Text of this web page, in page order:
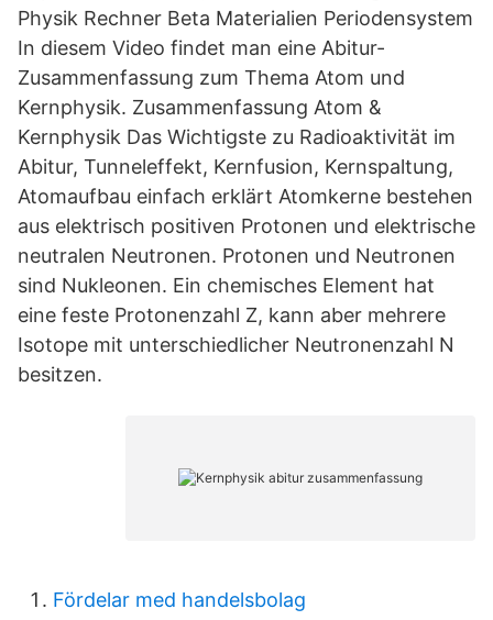
Physik Rechner Beta Materialien Periodensystem
In diesem Video findet man eine Abitur-
Zusammenfassung zum Thema Atom und
Kernphysik. Zusammenfassung Atom &
Kernphysik Das Wichtigste zu Radioaktivität im
Abitur, Tunneleffekt, Kernfusion, Kernspaltung,
Atomaufbau einfach erklärt Atomkerne bestehen
aus elektrisch positiven Protonen und elektrische
neutralen Neutronen. Protonen und Neutronen
sind Nukleonen. Ein chemisches Element hat
eine feste Protonenzahl Z, kann aber mehrere
Isotope mit unterschiedlicher Neutronenzahl N
besitzen.
Fördelar med handelsbolag